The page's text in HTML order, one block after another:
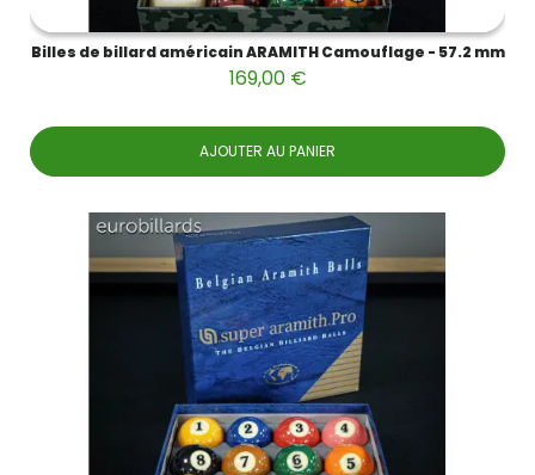
Billes de billard américain ARAMITH Camouflage - 57.2 mm
169,00 €
AJOUTER AU PANIER